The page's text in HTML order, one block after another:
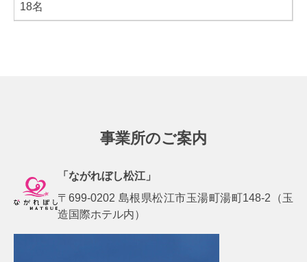
18名
事業所のご案内
「ながれぼし松江」
〒699-0202 島根県松江市玉湯町湯町148-2（玉
造国際ホテル内）